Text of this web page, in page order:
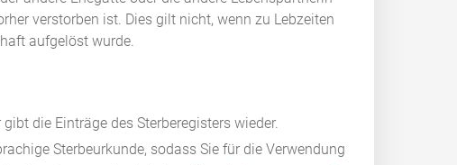
verstorben ist . Dies gilt nicht, wenn zu Lebzeiten
aufgelöst wurde.
die Einträge des Sterberegisters wieder.
Sterbeurkunde, sodass Sie für die Verwendung